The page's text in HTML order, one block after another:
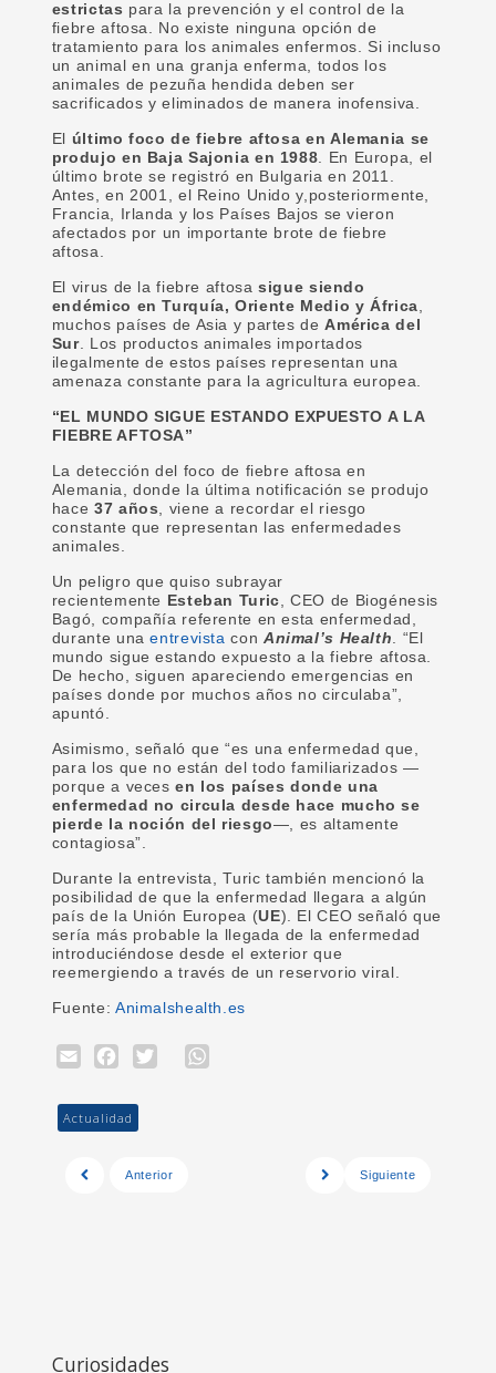
estrictas para la prevención y el control de la
fiebre aftosa. No existe ninguna opción de
tratamiento para los animales enfermos. Si incluso
un animal en una granja enferma, todos los
animales de pezuña hendida deben ser
sacrificados y eliminados de manera inofensiva.
El último foco de fiebre aftosa en Alemania se
produjo en Baja Sajonia en 1988. En Europa, el
último brote se registró en Bulgaria en 2011.
Antes, en 2001, el Reino Unido y,posteriormente,
Francia, Irlanda y los Países Bajos se vieron
afectados por un importante brote de fiebre
aftosa.
El virus de la fiebre aftosasigue siendo
endémico en Turquía, Oriente Medio y África,
muchos países de Asia y partes deAmérica del
Sur. Los productos animales importados
ilegalmente de estos países representan una
amenaza constante para la agricultura europea.
“EL MUNDO SIGUE ESTANDO EXPUESTO A LA
FIEBRE AFTOSA”
La detección del foco de fiebre aftosa en
Alemania, donde la última notificación se produjo
hace 37 años, viene a recordar el riesgo
constante que representan las enfermedades
animales.
Un peligro que quiso subrayar
recientemente
Esteban Turic, CEO de Biogénesis
Bagó, compañía referente en esta enfermedad,
durante unaentrevista con Animal’s Health. “El
mundo sigue estando expuesto a la fiebre aftosa.
De hecho, siguen apareciendo emergencias en
países donde por muchos años no circulaba”,
apuntó.
Asimismo, señaló que “es una enfermedad que,
para los que no están del todo familiarizados —
porque a vecesen los países donde una
enfermedad no circula desde hace mucho se
pierde la noción del riesgo—, es altamente
contagiosa”.
Durante la entrevista, Turic también mencionó la
posibilidad de que la enfermedad llegara a algún
país de la Unión Europea (UE). El CEO señaló que
sería más probable la llegada de la enfermedad
introduciéndose desde el exterior que
reemergiendo a través de un reservorio viral.
Fuente: Animalshealth.es
EmailFacebook
Twitter
Actualidad
Anterior Siguiente
Curiosidades